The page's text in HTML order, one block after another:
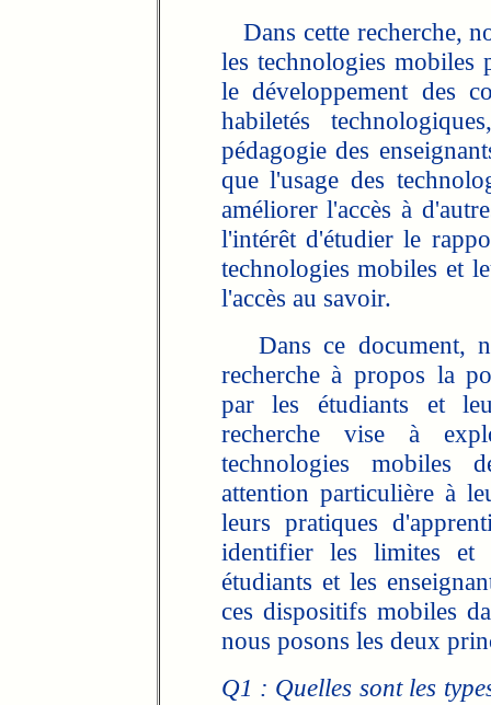
Dans cette recherche,
les technologies
le développement des
habiletés
pédagogie des
que l'usage des
améliorer l'accès à
l'intérêt d'étudier le
technologies mobiles et
l'accès au savoir.
Dans ce document,
recherche à propos la
par les étudiants et
recherche vise à
technologies mobiles
attention particulière à
leurs pratiques
identifier les limites et
étudiants et les
ces dispositifs mobiles
nous posons les deux
Q1 : Quelles sont les